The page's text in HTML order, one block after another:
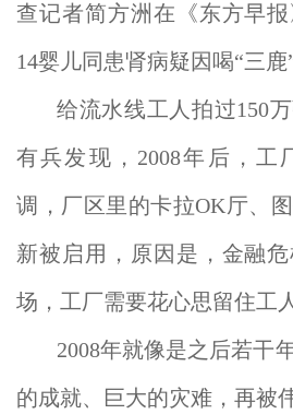
查记者简方洲在《东方早
14婴儿同患肾病疑因喝“三鹿
给流水线工人拍过150
有兵发现，2008年后，工
调，厂区里的卡拉OK厅、
新被启用，原因是，金融
场，工厂需要花心思留住工人
2008年就像是之后若干
的成就、巨大的灾难，再被